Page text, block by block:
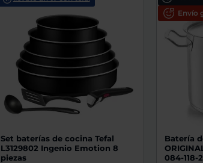
dispositivos
gestos
de
tocar
y
Set baterías de cocina Tefal
L3129802 Ingenio Emotion 8
piezas
Envío
Batería
084-118-